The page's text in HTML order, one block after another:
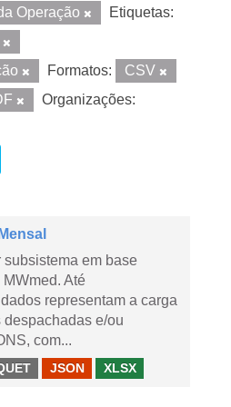
Operação
Etiquetas:
Formatos:
CSV
Organizações:
subsistema em base
Até
representam a carga
e/ou
com...
JSON XLSX